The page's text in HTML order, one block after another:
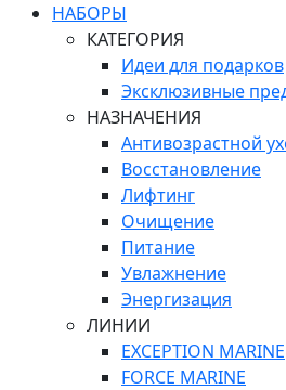
НАБОРЫ
КАТЕГОРИЯ
Идеи для подарков
Эксклюзивные
НАЗНАЧЕНИЯ
Антивозрастной
Восстановление
Лифтинг
Очищение
Питание
Увлажнение
Энергизация
ЛИНИИ
EXCEPTION MARINE
FORCE MARINE